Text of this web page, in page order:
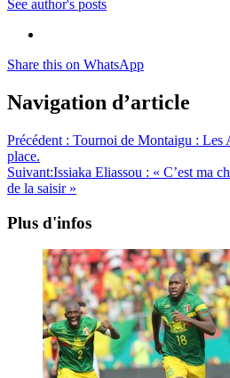
See author's posts
Share this on WhatsApp
Navigation d’article
Précédent : Tournoi de Montaigu : Les
place.
Suivant:Issiaka Eliassou : « C’est ma
de la saisir »
Plus d'infos